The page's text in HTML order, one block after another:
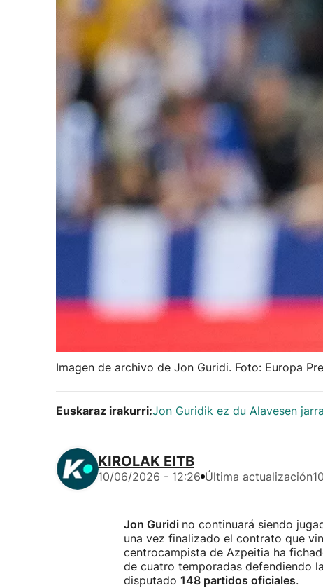
Imagen de archivo de Jon Guridi. Foto: Europa
Euskaraz irakurri:Jon Guridik ez du Alavesen
KIROLAK EITB
10/06/2026 - 12:26 Última actualización
Jon Guridi no continuará siendo
una vez finalizado el contrato que
centrocampista de Azpeitia ha
de cuatro temporadas defendiendo
disputado 148 partidos oficiales.